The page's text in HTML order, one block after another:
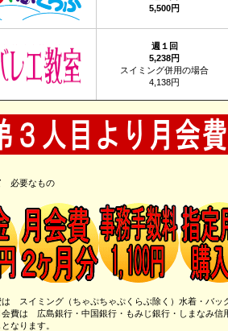
5,500円
週１回
5,238円
スイミング併用の場合
4,138円
必要なもの
スイミング（ちゃぷちゃぷくらぶ除く）水着・バッ
費は 広島銀行・中国銀行・もみじ銀行・しまなみ信
なります。